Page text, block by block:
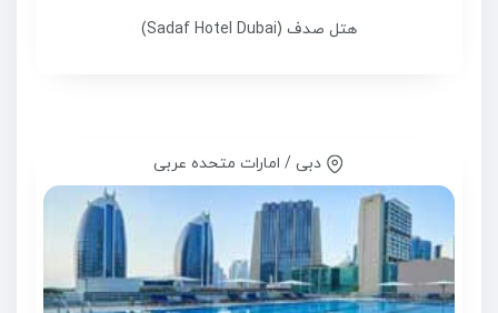
هتل صدف (Sadaf Hotel Dubai)
دبی / امارات متحده عربی